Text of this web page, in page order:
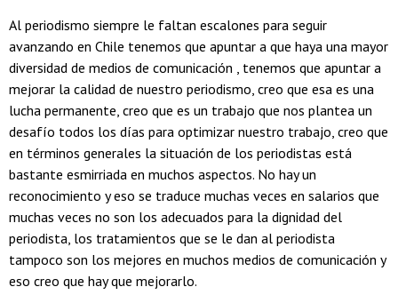
Al periodismo siempre le faltan escalones para seguir
avanzando en Chile tenemos que apuntar a que haya una mayor
diversidad de medios de comunicación , tenemos que apuntar a
mejorar la calidad de nuestro periodismo, creo que esa es una
lucha permanente, creo que es un trabajo que nos plantea un
desafío todos los días para optimizar nuestro trabajo, creo que
en términos generales la situación de los periodistas está
bastante esmirriada en muchos aspectos. No hay un
reconocimiento y eso se traduce muchas veces en salarios que
muchas veces no son los adecuados para la dignidad del
periodista, los tratamientos que se le dan al periodista
tampoco son los mejores en muchos medios de comunicación y
eso creo que hay que mejorarlo.